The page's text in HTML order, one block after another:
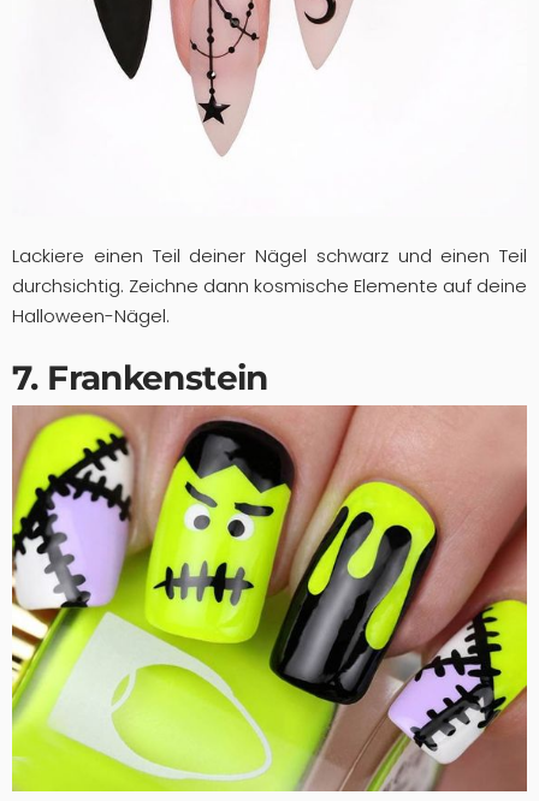
Lackiere einen Teil deiner Nägel schwarz und einen Teil
durchsichtig. Zeichne dann kosmische Elemente auf deine
Halloween-Nägel.
7. Frankenstein